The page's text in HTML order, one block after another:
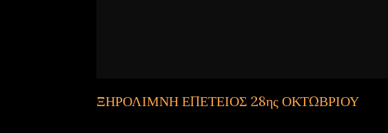
ΞΗΡΟΛΙΜΝΗ ΕΠΕΤΕΙΟΣ 28ης ΟΚΤΩΒΡΙΟΥ